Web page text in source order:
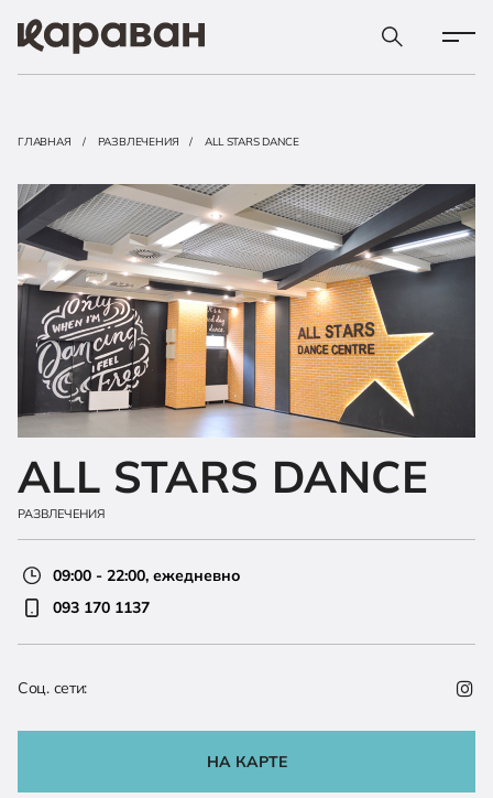
ГЛАВНАЯ РАЗВЛЕЧЕНИЯ ALL STARS DANCE
ALL STARS DANCE
РАЗВЛЕЧЕНИЯ
09:00 - 22:00, ежедневно
093 170 1137
Соц. сети:
НА КАРТЕ